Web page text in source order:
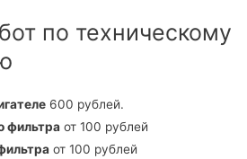
по техническому
600 рублей.
фильтра от 100 рублей
от 100 рублей